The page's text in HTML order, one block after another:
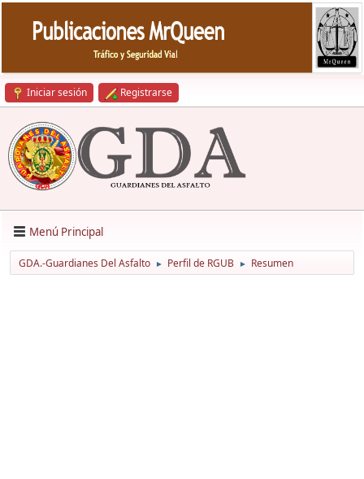
Iniciar sesión Registrarse
Menú Principal
GDA.-Guardianes Del Asfalto ► Perfil de RGUB ► Resumen